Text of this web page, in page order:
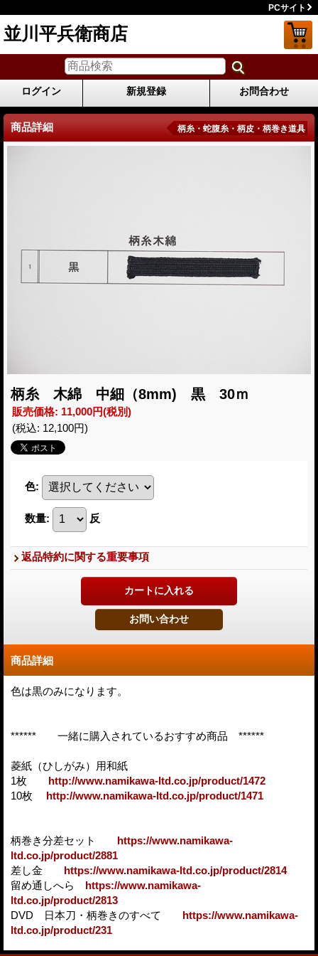
PCサイト
並川平兵衛商店
ログイン 新規登録 お問合わせ
商品詳細 柄糸・蛇腹糸・柄皮・柄巻き道具
柄糸 木綿 中細（8mm) 黒 30ｍ
販売価格: 11,000円(税別)
(税込: 12,100円)
色:
数量: 反
返品特約に関する重要事項
商品詳細
色は黒のみになります。
****** 一緒に購入されているおすすめ商品 ******
菱紙（ひしがみ）用和紙
1枚 http://www.namikawa-ltd.co.jp/product/1472
10枚 http://www.namikawa-ltd.co.jp/product/1471
柄巻き分差セット https://www.namikawa-
ltd.co.jp/product/2881
差し金 https://www.namikawa-ltd.co.jp/product/2814
留め通しへら https://www.namikawa-
ltd.co.jp/product/2813
DVD 日本刀・柄巻きのすべて https://www.namikawa-
ltd.co.jp/product/231